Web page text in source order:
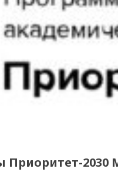
Приоритет-2030